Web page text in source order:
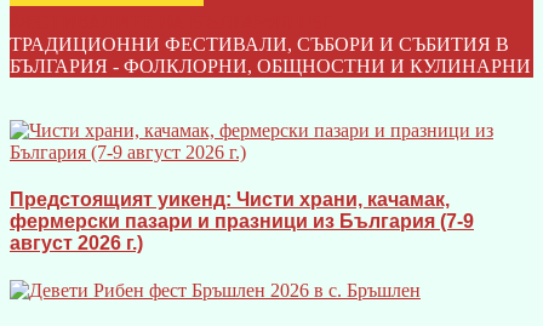
ТРАДИЦИОННИ ФЕСТИВАЛИ, СЪБОРИ И СЪБИТИЯ В
БЪЛГАРИЯ - ФОЛКЛОРНИ, ОБЩНОСТНИ И КУЛИНАРНИ
Предстоящият уикенд: Чисти храни, качамак,
фермерски пазари и празници из България (7-9
август 2026 г.)